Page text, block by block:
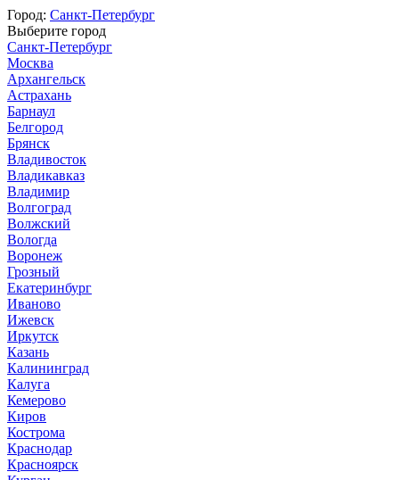
Город: Санкт-Петербург
Выберите город
Санкт-Петербург
Москва
Архангельск
Астрахань
Барнаул
Белгород
Брянск
Владивосток
Владикавказ
Владимир
Волгоград
Волжский
Вологда
Воронеж
Грозный
Екатеринбург
Иваново
Ижевск
Иркутск
Казань
Калининград
Калуга
Кемерово
Киров
Кострома
Краснодар
Красноярск